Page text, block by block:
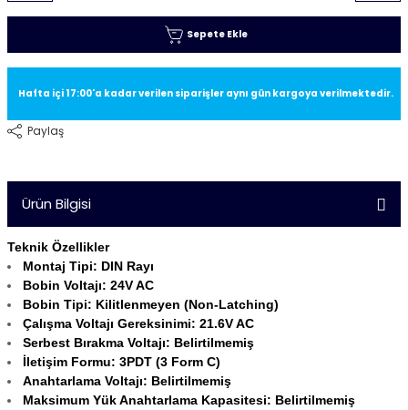
Sepete Ekle
Hafta içi 17:00'a kadar verilen siparişler aynı gün kargoya verilmektedir.
Paylaş
Ürün Bilgisi
Teknik Özellikler
Montaj Tipi: DIN Rayı
Bobin Voltajı: 24V AC
Bobin Tipi: Kilitlenmeyen (Non-Latching)
Çalışma Voltajı Gereksinimi: 21.6V AC
Serbest Bırakma Voltajı: Belirtilmemiş
İletişim Formu: 3PDT (3 Form C)
Anahtarlama Voltajı: Belirtilmemiş
Maksimum Yük Anahtarlama Kapasitesi: Belirtilmemiş